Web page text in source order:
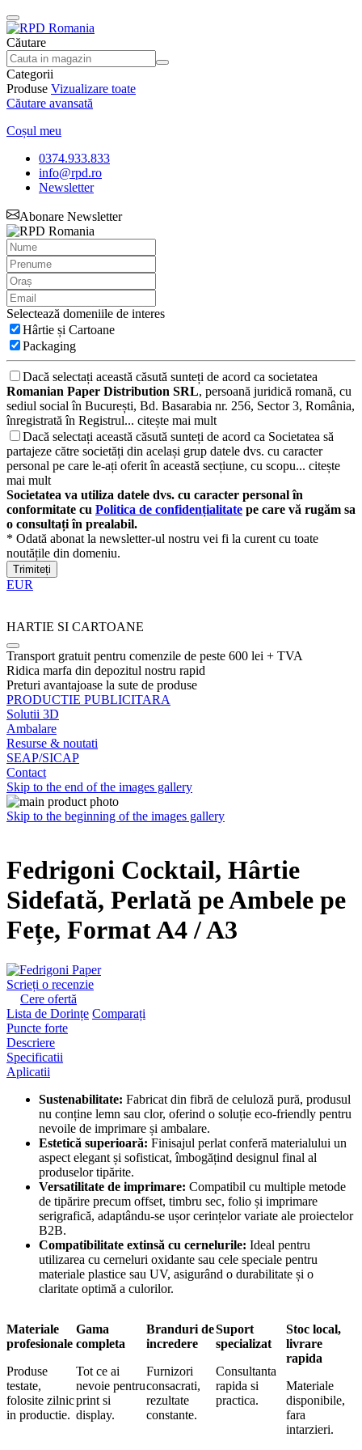
Căutare
Categorii
Produse Vizualizare toate
Căutare avansată
Coșul meu
0374.933.833
info@rpd.ro
Newsletter
Abonare Newsletter
Selectează domeniile de interes
Hârtie și Cartoane
Packaging
Dacă selectați această căsută sunteți de acord ca societatea
Romanian Paper Distribution SRL, persoană juridică romană, cu
sediul social în București, Bd. Basarabia nr. 256, Sector 3, România,
înregistrată în Registrul... citește mai mult
Dacă selectați această căsută sunteți de acord ca Societatea să
partajeze către societăți din același grup datele dvs. cu caracter
personal pe care le-ați oferit în această secțiune, cu scopu... citește
mai mult
Societatea va utiliza datele dvs. cu caracter personal în
conformitate cu Politica de confidențialitate pe care vă rugăm sa
o consultați în prealabil.
* Odată abonat la newsletter-ul nostru vei fi la curent cu toate
noutățile din domeniu.
Trimiteți
EUR
HARTIE SI CARTOANE
Transport gratuit pentru comenzile de peste 600 lei + TVA
Ridica marfa din depozitul nostru rapid
Preturi avantajoase la sute de produse
PRODUCTIE PUBLICITARA
Solutii 3D
Ambalare
Resurse & noutati
SEAP/SICAP
Contact
Skip to the end of the images gallery
Skip to the beginning of the images gallery
Fedrigoni Cocktail, Hârtie
Sidefată, Perlată pe Ambele pe
Fețe, Format A4 / A3
Scrieți o recenzie
Cere ofertă
Lista de Dorințe Comparați
Puncte forte
Descriere
Specificatii
Aplicatii
Sustenabilitate: Fabricat din fibră de celuloză pură, produsul
nu conține lemn sau clor, oferind o soluție eco-friendly pentru
nevoile de imprimare și ambalare.
Estetică superioară: Finisajul perlat conferă materialului un
aspect elegant și sofisticat, îmbogățind designul final al
produselor tipărite.
Versatilitate de imprimare: Compatibil cu multiple metode
de tipărire precum offset, timbru sec, folio și imprimare
serigrafică, adaptându-se ușor cerințelor variate ale proiectelor
B2B.
Compatibilitate extinsă cu cernelurile: Ideal pentru
utilizarea cu cerneluri oxidante sau cele speciale pentru
materiale plastice sau UV, asigurând o durabilitate și o
claritate optimă a culorilor.
Materiale
profesionale
Produse
testate,
folosite zilnic
in productie.
Gama
completa
Tot ce ai
nevoie pentru
print si
display.
Branduri de
incredere
Furnizori
consacrati,
rezultate
constante.
Suport
specializat
Consultanta
rapida si
practica.
Stoc local,
livrare
rapida
Materiale
disponibile,
fara
intarzieri.